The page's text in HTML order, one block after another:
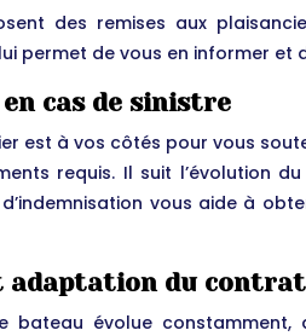
des remises aux
permet de vous en informer et
cas de sinistre
est à vos côtés pour vous
requis. Il suit l’évolution
vous aide à
adaptation du contrat
bateau évolue